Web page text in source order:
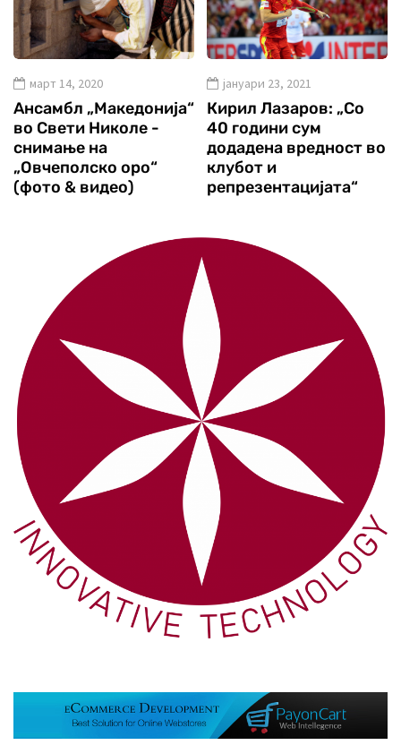
март 14, 2020
Ансамбл „Македонија“
во Свети Николе -
снимање на
„Овчеполско оро“
(фото & видео)
јануари 23, 2021
Кирил Лазаров: „Со
40 години сум
додадена вредност во
клубот и
репрезентацијата“